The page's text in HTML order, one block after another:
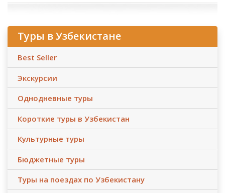
Туры в Узбекистане
Best Seller
Экскурсии
Однодневные туры
Короткие туры в Узбекистан
Культурные туры
Бюджетные туры
Туры на поездах по Узбекистану